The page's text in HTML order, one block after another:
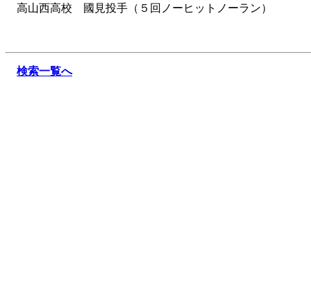
高山西高校 國見投手（５回ノーヒットノーラン）
検索一覧へ